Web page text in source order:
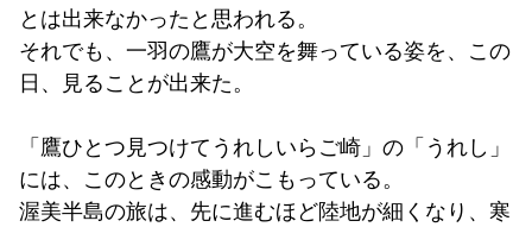
とは出来なかったと思われる。
それでも、一羽の鷹が大空を舞っている姿を、この
日、見ることが出来た。
「鷹ひとつ見つけてうれしいらご崎」の「うれし」
には、このときの感動がこもっている。
渥美半島の旅は、先に進むほど陸地が細くなり、寒